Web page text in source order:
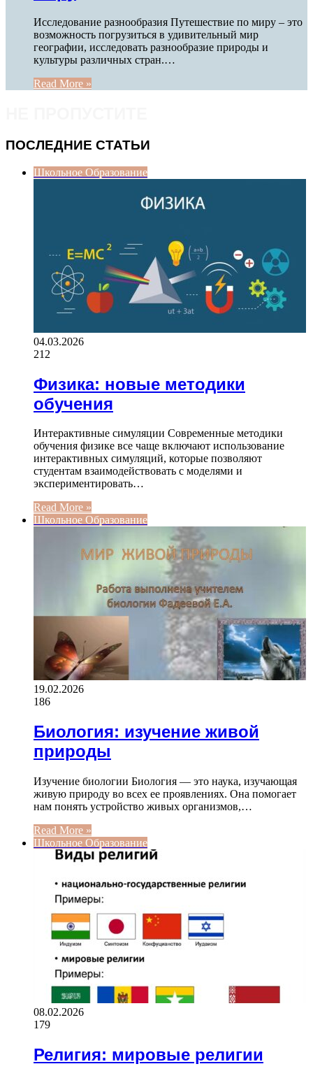
Исследование разнообразия Путешествие по миру – это
возможность погрузиться в удивительный мир
географии, исследовать разнообразие природы и
культуры различных стран.…
Read More »
ПОСЛЕДНИЕ СТАТЬИ
Школьное Образование
04.03.2026
212
Физика: новые методики
обучения
Интерактивные симуляции Современные методики
обучения физике все чаще включают использование
интерактивных симуляций, которые позволяют
студентам взаимодействовать с моделями и
экспериментировать…
Read More »
Школьное Образование
19.02.2026
186
Биология: изучение живой
природы
Изучение биологии Биология — это наука, изучающая
живую природу во всех ее проявлениях. Она помогает
нам понять устройство живых организмов,…
Read More »
Школьное Образование
08.02.2026
179
Религия: мировые религии